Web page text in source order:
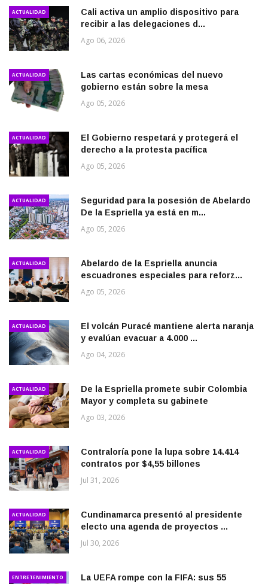
ACTUALIDAD
Cali activa un amplio dispositivo para
recibir a las delegaciones d...
Ago 06, 2026
ACTUALIDAD
Las cartas económicas del nuevo
gobierno están sobre la mesa
Ago 05, 2026
ACTUALIDAD
El Gobierno respetará y protegerá el
derecho a la protesta pacífica
Ago 05, 2026
ACTUALIDAD
Seguridad para la posesión de Abelardo
De la Espriella ya está en m...
Ago 05, 2026
ACTUALIDAD
Abelardo de la Espriella anuncia
escuadrones especiales para reforz...
Ago 05, 2026
ACTUALIDAD
El volcán Puracé mantiene alerta naranja
y evalúan evacuar a 4.000 ...
Ago 04, 2026
ACTUALIDAD
De la Espriella promete subir Colombia
Mayor y completa su gabinete
Ago 03, 2026
ACTUALIDAD
Contraloría pone la lupa sobre 14.414
contratos por $4,55 billones
Jul 31, 2026
ACTUALIDAD
Cundinamarca presentó al presidente
electo una agenda de proyectos ...
Jul 30, 2026
ENTRETENIMIENTO
La UEFA rompe con la FIFA: sus 55